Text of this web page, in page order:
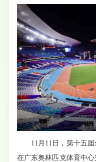
11月11日，第十五
在广东奥林匹克体育中